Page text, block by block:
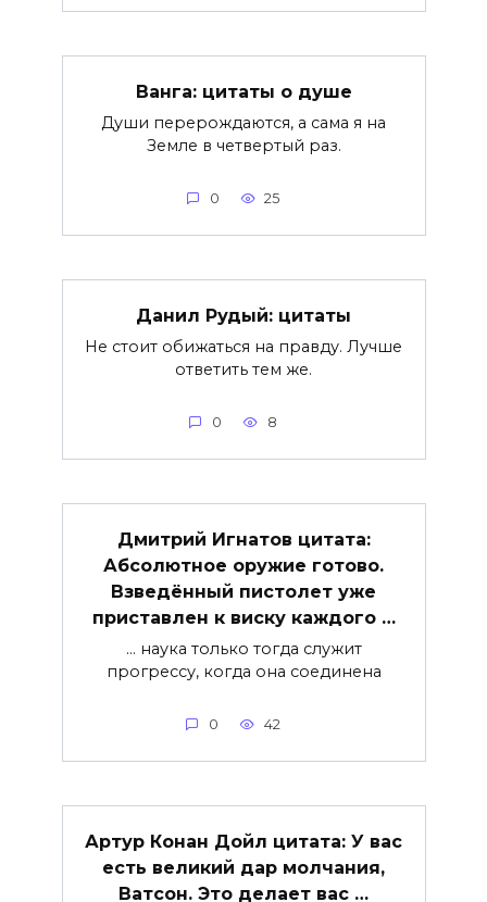
Ванга: цитаты о душе
Души перерождаются, а сама я на
Земле в четвертый раз.
0 25
Данил Рудый: цитаты
Не стоит обижаться на правду. Лучше
ответить тем же.
0 8
Дмитрий Игнатов цитата:
Абсолютное оружие готово.
Взведённый пистолет уже
приставлен к виску каждого …
… наука только тогда служит
прогрессу, когда она соединена
0 42
Артур Конан Дойл цитата: У вас
есть великий дар молчания,
Ватсон. Это делает вас …